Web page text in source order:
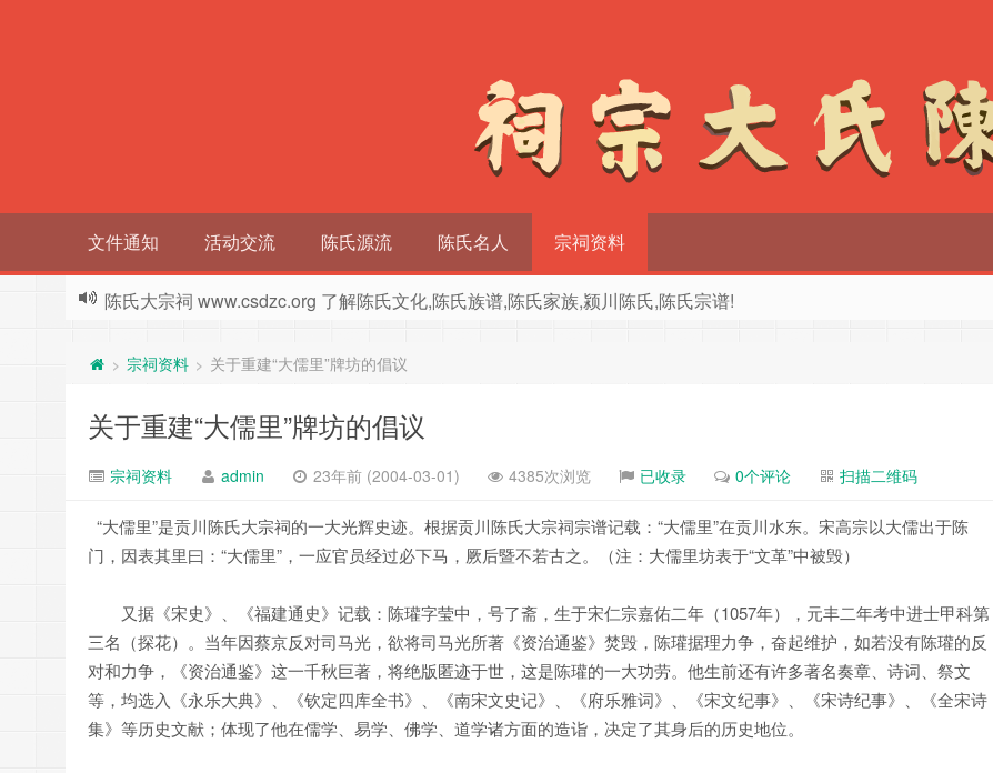
文件通知 活动交流 陈氏源流 陈氏名人 宗祠资料
陈氏大宗祠 www.csdzc.org 了解陈氏文化,陈氏族谱,陈氏家族,颍川陈氏,陈氏宗谱!
> 宗祠资料 > 关于重建“大儒里”牌坊的倡议
关于重建“大儒里”牌坊的倡议
宗祠资料 admin 23年前 (2004-03-01) 4385次浏览 已收录 0个评论 扫描二维码
“大儒里”是贡川陈氏大宗祠的一大光辉史迹。根据贡川陈氏大宗祠宗谱记载：“大儒里”在贡川水东。宋高宗以大儒出于陈
门，因表其里曰：“大儒里”，一应官员经过必下马，厥后暨不若古之。（注：大儒里坊表于“文革”中被毁）
又据《宋史》、《福建通史》记载：陈瓘字莹中，号了斋，生于宋仁宗嘉佑二年（1057年），元丰二年考中进士甲科第
三名（探花）。当年因蔡京反对司马光，欲将司马光所著《资治通鉴》焚毁，陈瓘据理力争，奋起维护，如若没有陈瓘的反
对和力争，《资治通鉴》这一千秋巨著，将绝版匿迹于世，这是陈瓘的一大功劳。他生前还有许多著名奏章、诗词、祭文
等，均选入《永乐大典》、《钦定四库全书》、《南宋文史记》、《府乐雅词》、《宋文纪事》、《宋诗纪事》、《全宋诗
集》等历史文献；体现了他在儒学、易学、佛学、道学诸方面的造诣，决定了其身后的历史地位。